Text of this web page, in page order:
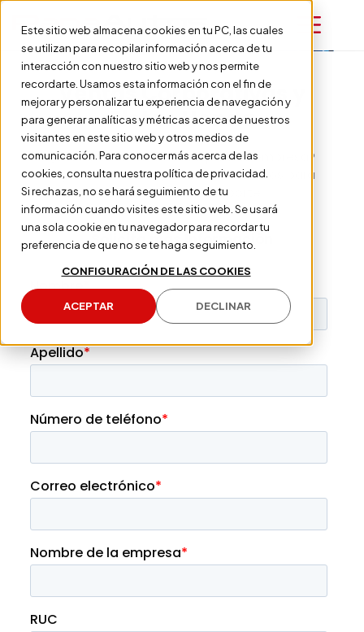
Este sitio web almacena cookies en tu PC, las cuales
se utilizan para recopilar información acerca de tu
interacción con nuestro sitio web y nos permite
recordarte. Usamos esta información con el fin de
mejorar y personalizar tu experiencia de navegación y
para generar analíticas y métricas acerca de nuestros
visitantes en este sitio web y otros medios de
comunicación. Para conocer más acerca de las
cookies, consulta nuestra política de privacidad.
Si rechazas, no se hará seguimiento de tu
información cuando visites este sitio web. Se usará
una sola cookie en tu navegador para recordar tu
preferencia de que no se te haga seguimiento.
CONFIGURACIÓN DE LAS COOKIES
ACEPTAR DECLINAR
Ventas Corporativas y
Flotas Honda
¿Buscas vehículos Honda para tu empresa?
Ingresa tus datos y te contactaremos para
brindarte el mejor soporte.
Solicita más Información